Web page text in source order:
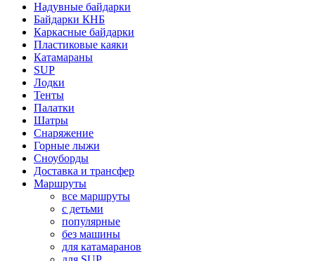
Надувные байдарки
Байдарки КНБ
Каркасные байдарки
Пластиковые каяки
Катамараны
SUP
Лодки
Тенты
Палатки
Шатры
Снаряжение
Горные лыжи
Сноуборды
Доставка и трансфер
Маршруты
все маршруты
с детьми
популярные
без машины
для катамаранов